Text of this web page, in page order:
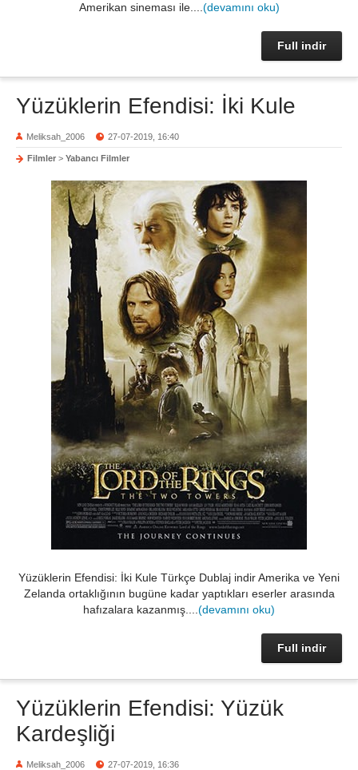
Amerikan sineması ile.... (devamını oku)
Full indir
Yüzüklerin Efendisi: İki Kule
Meliksah_2006 27-07-2019, 16:40
Filmler > Yabancı Filmler
Yüzüklerin Efendisi: İki Kule Türkçe Dublaj indir Amerika ve Yeni
Zelanda ortaklığının bugüne kadar yaptıkları eserler arasında
hafızalara kazanmış.... (devamını oku)
Full indir
Yüzüklerin Efendisi: Yüzük
Kardeşliği
Meliksah_2006 27-07-2019, 16:36